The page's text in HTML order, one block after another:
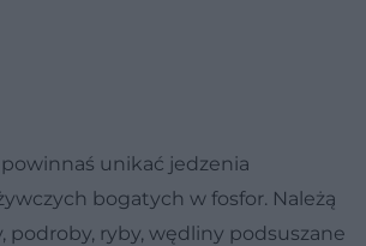
unikać jedzenia
bogatych w fosfor. Należą
podroby, ryby, wędliny podsuszane